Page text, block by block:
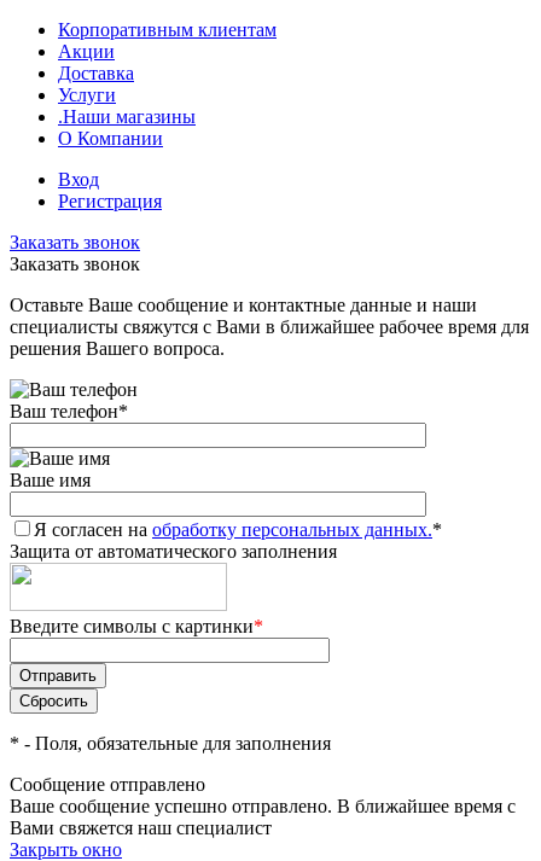
Корпоративным клиентам
Акции
Доставка
Услуги
.Наши магазины
О Компании
Вход
Регистрация
Заказать звонок
Заказать звонок
Оставьте Ваше сообщение и контактные данные и наши
специалисты свяжутся с Вами в ближайшее рабочее время для
решения Вашего вопроса.
Ваш телефон*
Ваше имя
Я согласен на обработку персональных данных.*
Защита от автоматического заполнения
Введите символы с картинки*
* - Поля, обязательные для заполнения
Сообщение отправлено
Ваше сообщение успешно отправлено. В ближайшее время с
Вами свяжется наш специалист
Закрыть окно